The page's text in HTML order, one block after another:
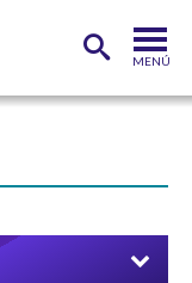
MENÚ